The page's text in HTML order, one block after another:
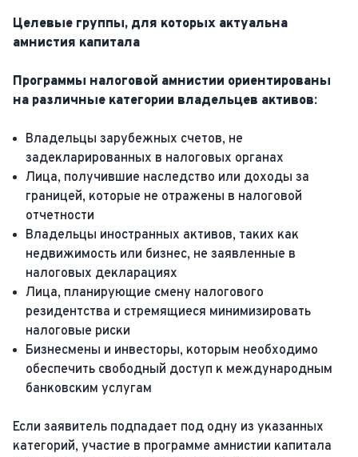
Целевые группы, для которых актуальна
амнистия капитала
Программы налоговой амнистии ориентированы
на различные категории владельцев активов:
Владельцы зарубежных счетов, не
задекларированных в налоговых органах
Лица, получившие наследство или доходы за
границей, которые не отражены в налоговой
отчетности
Владельцы иностранных активов, таких как
недвижимость или бизнес, не заявленные в
налоговых декларациях
Лица, планирующие смену налогового
резидентства и стремящиеся минимизировать
налоговые риски
Бизнесмены и инвесторы, которым необходимо
обеспечить свободный доступ к международным
банковским услугам
Если заявитель подпадает под одну из указанных
категорий, участие в программе амнистии капитала